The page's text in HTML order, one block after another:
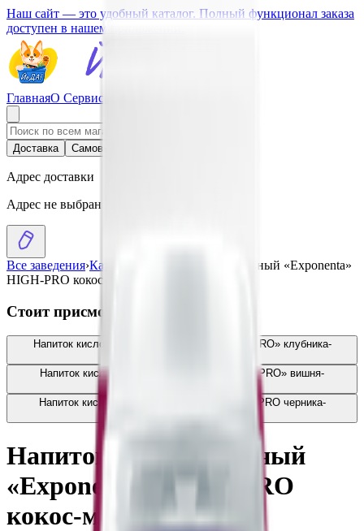
Наш сайт — это удобный каталог. Полный функционал заказа
доступен в нашем приложении.
ГлавнаяО Сервисе
Доставка Самовывоз
Адрес доставки
Адрес не выбран
Все заведения›Каталог
Напиток кисломолочный «Exponenta»
HIGH-PRO кокос-миндаль
Стоит присмотреться
Напиток кисломолочный «Exponenta NORM-PRO» клубника-
Напиток кисломолочный «Exponenta NORM-PRO» вишня-
Напиток кисломолочный «Exponenta» HIGH-PRO черника-
Напиток кисломолочный
«Exponenta» HIGH-PRO
кокос-миндаль